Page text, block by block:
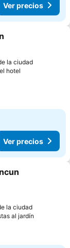
Ver precios
la ciudad
hotel
Ver precios
la ciudad
al jardín